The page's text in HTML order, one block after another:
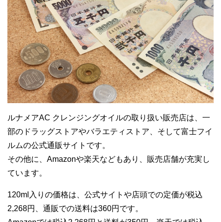
ルナメアAC クレンジングオイルの取り扱い販売店は、一
部のドラッグストアやバラエティストア、そして富士フイ
ルムの公式通販サイトです。
その他に、Amazonや楽天などもあり、販売店舗が充実し
ています。
120ml入りの価格は、公式サイトや店頭での定価が税込
2,268円、通販での送料は360円です。